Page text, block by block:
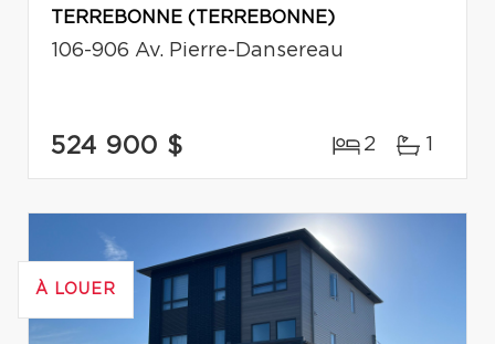
TERREBONNE (TERREBONNE)
106-906 Av. Pierre-Dansereau
524 900 $ 2 1
À LOUER